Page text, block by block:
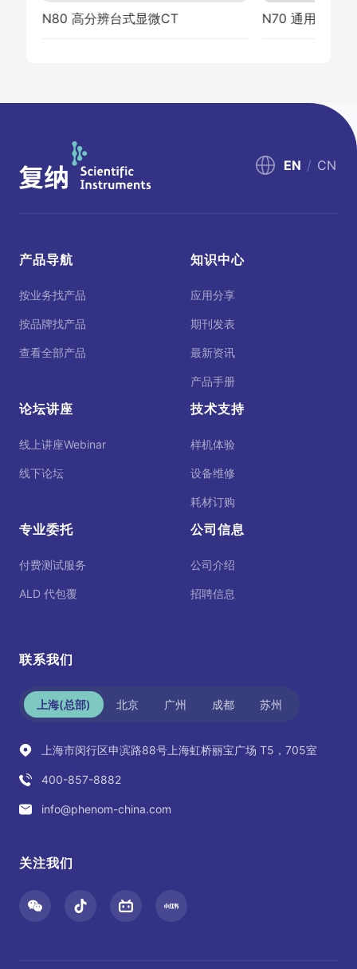
N80 高分辨台式显微CT N70 通用型台
EN / CN
产品导航
按业务找产品
按品牌找产品
查看全部产品
知识中心
应用分享
期刊发表
最新资讯
产品手册
论坛讲座
线上讲座Webinar
线下论坛
技术支持
样机体验
设备维修
耗材订购
专业委托
付费测试服务
ALD 代包覆
公司信息
公司介绍
招聘信息
联系我们
上海(总部) 北京 广州 成都 苏州
上海市闵行区申滨路88号上海虹桥丽宝广场 T5，705室
400-857-8882
info@phenom-china.com
关注我们